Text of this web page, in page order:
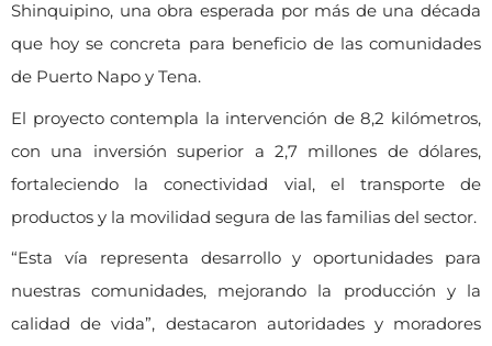
Shinquipino, una obra esperada por más de una década
que hoy se concreta para beneficio de las comunidades
de Puerto Napo y Tena.
El proyecto contempla la intervención de 8,2 kilómetros,
con una inversión superior a 2,7 millones de dólares,
fortaleciendo la conectividad vial, el transporte de
productos y la movilidad segura de las familias del sector.
“Esta vía representa desarrollo y oportunidades para
nuestras comunidades, mejorando la producción y la
calidad de vida”, destacaron autoridades y moradores